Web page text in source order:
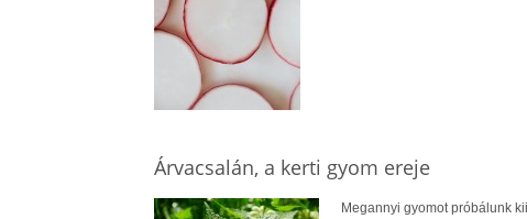
Árvacsalán, a kerti gyom ereje
Megannyi gyomot próbálunk